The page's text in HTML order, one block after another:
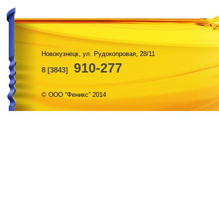
Новокузнецк, ул. Рудокопровая, 28/11
8 [3843] 910-277
© ООО “Феникс” 2014